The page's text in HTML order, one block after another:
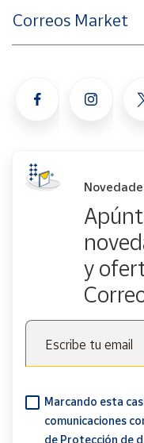
Correos Market
y
Escribe tu email
Marcando esta
comunicaciones
de Protección de